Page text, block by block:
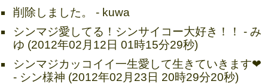
削除しました。 - kuwa
シンマジ愛してる！シンサイコー大好き！！ - み
ゆ (2012年02月12日 01時15分29秒)
シンマジカッコイイ一生愛して生きていきます❤
- シン様神 (2012年02月23日 20時29分20秒)
AZALEA(CD+DVD)